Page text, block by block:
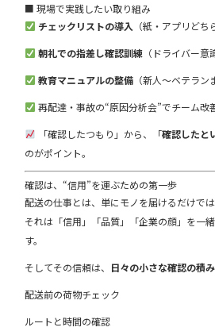
■ 現場で実践したい取り組み
チェックリストの導入 （紙・アプリどち
朝礼での指差し確認訓練 （ドライバー意
教育マニュアルの整備 （新人〜ベテラン
再配達・事故の“原因分析会”でチーム改
「確認したつもり」から、「確認したと
のがポイント。
確認は、“信用”を運ぶための第一歩
配送の仕事とは、単にモノを届けるだけでは
それは「信用」「品質」「企業の顔」を一
す。
そしてその信頼は、 日々の小さな確認の積
配送前の荷物チェック
ルートと時間の確認